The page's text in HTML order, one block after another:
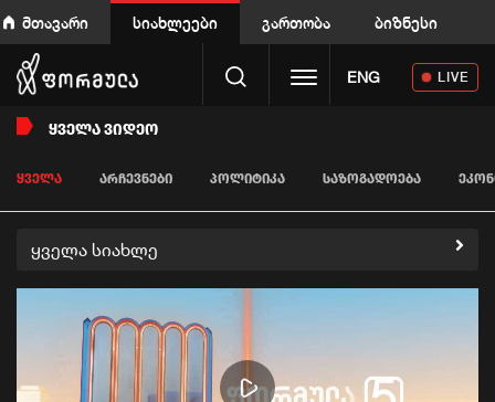
მთავარი სიახლეები გართობა ბიზნესი
Toggle navigation
ENG LIVE
ᲧᲕᲔᲚᲐ ᲕᲘᲓᲔᲝ
ᲧᲕᲔᲚᲐ ᲐᲠᲩᲔᲕᲜᲔᲑᲘ ᲞᲝᲚᲘᲢᲘᲙᲐ ᲡᲐᲖᲝᲒᲐᲓᲝᲔᲑᲐ
ყველა სიახლე